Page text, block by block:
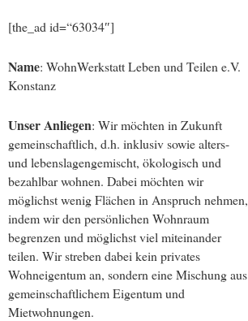
[the_ad id=“63034″]
Name: WohnWerkstatt Leben und Teilen e.V.
Konstanz
Unser Anliegen: Wir möchten in Zukunft
gemeinschaftlich, d.h. inklusiv sowie alters-
und lebenslagengemischt, ökologisch und
bezahlbar wohnen. Dabei möchten wir
möglichst wenig Flächen in Anspruch nehmen,
indem wir den persönlichen Wohnraum
begrenzen und möglichst viel miteinander
teilen. Wir streben dabei kein privates
Wohneigentum an, sondern eine Mischung aus
gemeinschaftlichem Eigentum und
Mietwohnungen.